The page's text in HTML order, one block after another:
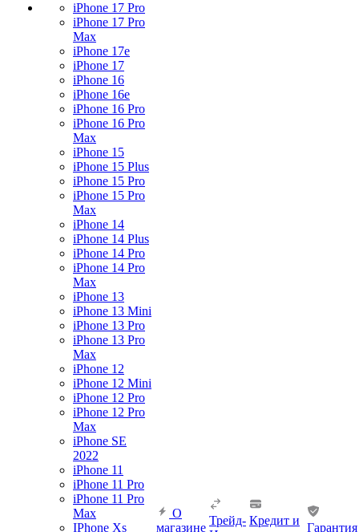
iPhone 17 Pro
iPhone 17 Pro
Max
iPhone 17e
iPhone 17
iPhone 16
iPhone 16e
iPhone 16 Pro
iPhone 16 Pro
Max
iPhone 15
iPhone 15 Plus
iPhone 15 Pro
iPhone 15 Pro
Max
iPhone 14
iPhone 14 Plus
iPhone 14 Pro
iPhone 14 Pro
Max
iPhone 13
iPhone 13 Mini
iPhone 13 Pro
iPhone 13 Pro
Max
iPhone 12
iPhone 12 Mini
iPhone 12 Pro
iPhone 12 Pro
Max
iPhone SE
2022
iPhone 11
iPhone 11 Pro
iPhone 11 Pro
Max
IPhone Xs
О
магазине
Трейд- Кредит и
Гарантия